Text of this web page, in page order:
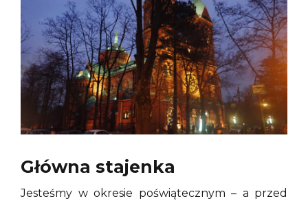
Główna stajenka
Jesteśmy w okresie poświątecznym – a przed